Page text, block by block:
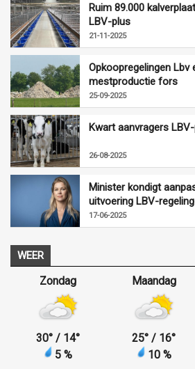
Ruim 89.000
LBV-plus
21-11-2025
Opkoopregelingen Lbv
mestproductie fors
25-09-2025
Kwart aanvragers
26-08-2025
Minister kondigt
uitvoering LBV-regeling
17-06-2025
WEER
Zondag
30° / 14°
5 %
Maandag
25° / 16°
10 %